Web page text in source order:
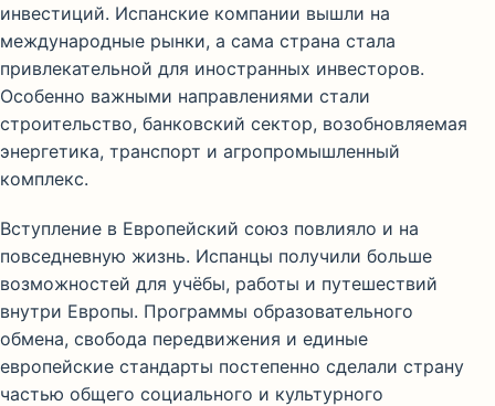
инвестиций. Испанские компании вышли на
международные рынки, а сама страна стала
привлекательной для иностранных инвесторов.
Особенно важными направлениями стали
строительство, банковский сектор, возобновляемая
энергетика, транспорт и агропромышленный
комплекс.
Вступление в Европейский союз повлияло и на
повседневную жизнь. Испанцы получили больше
возможностей для учёбы, работы и путешествий
внутри Европы. Программы образовательного
обмена, свобода передвижения и единые
европейские стандарты постепенно сделали страну
частью общего социального и культурного